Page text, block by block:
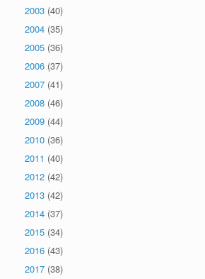
2003 (40)
2004 (35)
2005 (36)
2006 (37)
2007 (41)
2008 (46)
2009 (44)
2010 (36)
2011 (40)
2012 (42)
2013 (42)
2014 (37)
2015 (34)
2016 (43)
2017 (38)